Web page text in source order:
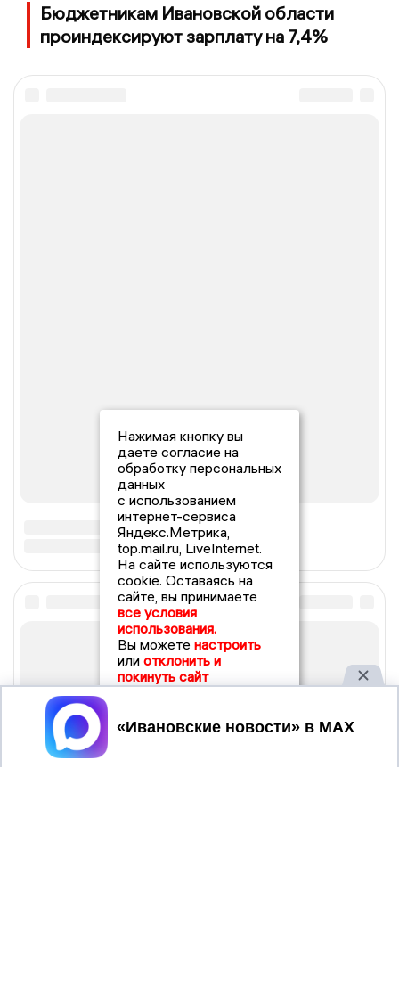
Бюджетникам Ивановской области
проиндексируют зарплату на 7,4%
Нажимая кнопку вы
даете согласие на
обработку персональных
данных
с использованием
интернет-сервиса
Яндекс.Метрика,
top.mail.ru, LiveInternet.
На сайте используются
cookie. Оставаясь на
сайте, вы принимаете
все условия
использования.
Вы можете настроить
или отклонить и
покинуть сайт
Принять